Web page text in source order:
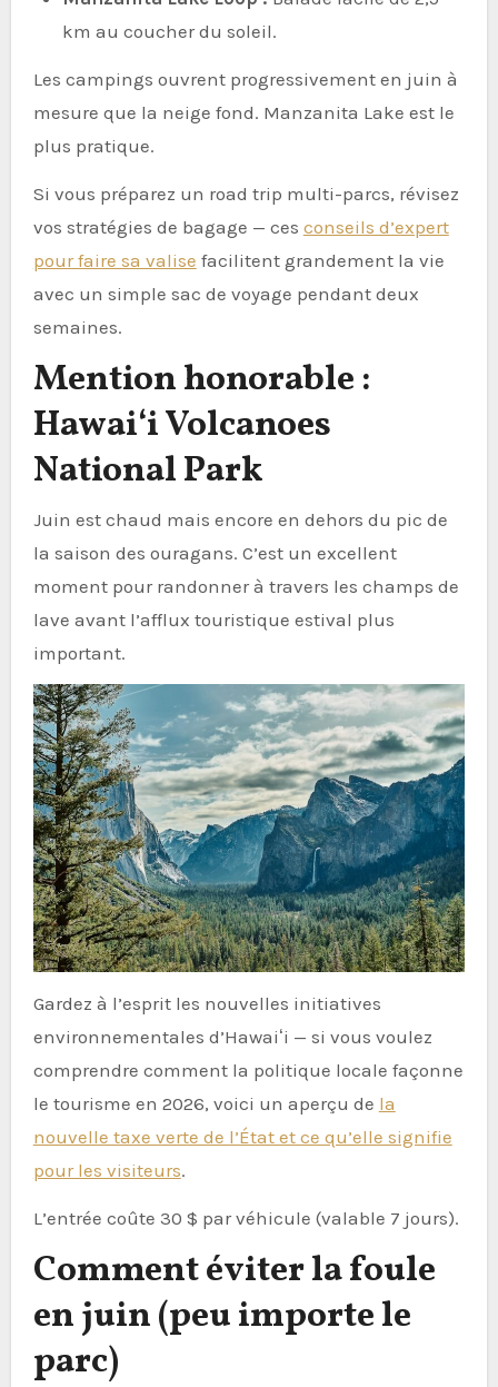
km au coucher du soleil.
Les campings ouvrent progressivement en juin à
mesure que la neige fond. Manzanita Lake est le
plus pratique.
Si vous préparez un road trip multi-parcs, révisez
vos stratégies de bagage — ces conseils d’expert
pour faire sa valise facilitent grandement la vie
avec un simple sac de voyage pendant deux
semaines.
Mention honorable :
Hawaiʻi Volcanoes
National Park
Juin est chaud mais encore en dehors du pic de
la saison des ouragans. C’est un excellent
moment pour randonner à travers les champs de
lave avant l’afflux touristique estival plus
important.
Gardez à l’esprit les nouvelles initiatives
environnementales d’Hawaiʻi — si vous voulez
comprendre comment la politique locale façonne
le tourisme en 2026, voici un aperçu de la
nouvelle taxe verte de l’État et ce qu’elle signifie
pour les visiteurs.
L’entrée coûte 30 $ par véhicule (valable 7 jours).
Comment éviter la foule
en juin (peu importe le
parc)